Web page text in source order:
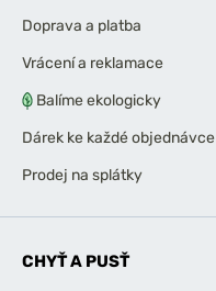
Doprava a platba
Vrácení a reklamace
Balíme ekologicky
Dárek ke každé objednávce
Prodej na splátky
CHYŤ A PUSŤ